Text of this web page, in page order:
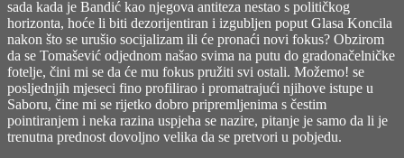
sada kada je Bandić kao njegova antiteza nestao s političkog
horizonta, hoće li biti dezorijentiran i izgubljen poput Glasa Koncila
nakon što se urušio socijalizam ili će pronaći novi fokus? Obzirom
da se Tomašević odjednom našao svima na putu do gradonačelničke
fotelje, čini mi se da će mu fokus pružiti svi ostali. Možemo! se
posljednjih mjeseci fino profilirao i promatrajući njihove istupe u
Saboru, čine mi se rijetko dobro pripremljenima s čestim
pointiranjem i neka razina uspjeha se nazire, pitanje je samo da li je
trenutna prednost dovoljno velika da se pretvori u pobjedu.